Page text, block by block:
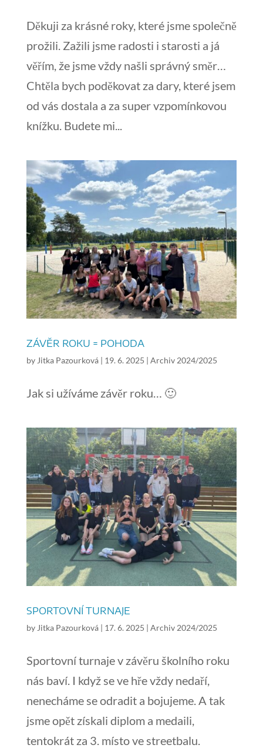
Děkuji za krásné roky, které jsme společně
prožili. Zažili jsme radosti i starosti a já
věřím, že jsme vždy našli správný směr…
Chtěla bych poděkovat za dary, které jsem
od vás dostala a za super vzpomínkovou
knížku. Budete mi...
ZÁVĚR ROKU = POHODA
by Jitka Pazourková| 19. 6. 2025 | Archiv 2024/2025
Jak si užíváme závěr roku… 🙂
SPORTOVNÍ TURNAJE
by Jitka Pazourková| 17. 6. 2025 | Archiv 2024/2025
Sportovní turnaje v závěru školního roku
nás baví. I když se ve hře vždy nedaří,
nenecháme se odradit a bojujeme. A tak
jsme opět získali diplom a medaili,
tentokrát za 3. místo ve streetbalu.